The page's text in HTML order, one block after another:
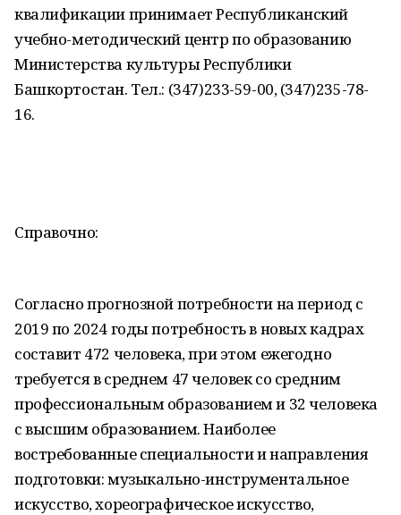
квалификации принимает Республиканский
учебно-методический центр по образованию
Министерства культуры Республики
Башкортостан. Тел.: (347)233-59-00, (347)235-78-
16.
Справочно:
Согласно прогнозной потребности на период с
2019 по 2024 годы потребность в новых кадрах
составит 472 человека, при этом ежегодно
требуется в среднем 47 человек со средним
профессиональным образованием и 32 человека
с высшим образованием. Наиболее
востребованные специальности и направления
подготовки: музыкально-инструментальное
искусство, хореографическое искусство,